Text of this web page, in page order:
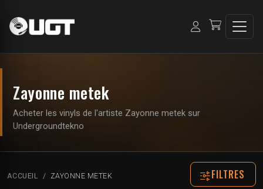
Zayonne metek
Acheter les vinyls de l'artiste Zayonne metek sur
Undergroundtekno
ACCUEIL ZAYONNE METEK FILTRES